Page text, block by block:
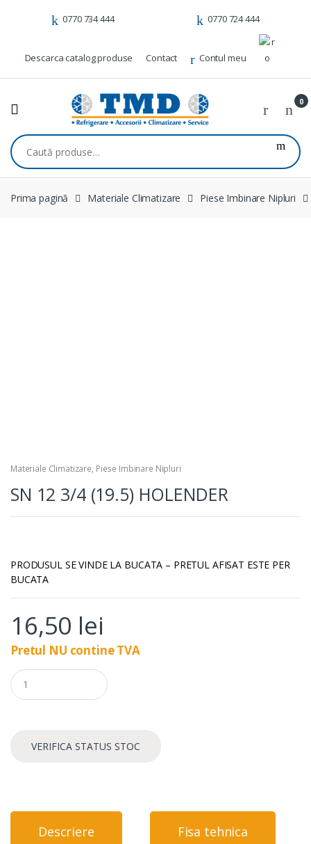
0770 734 444 0770 724 444
Descarca catalog produse Contact Contul meu
0
Caută după:
Prima pagină Materiale Climatizare Piese Imbinare Nipluri
Materiale Climatizare, Piese Imbinare Nipluri
SN 12 3/4 (19.5) HOLENDER
PRODUSUL SE VINDE LA BUCATA – PRETUL AFISAT ESTE PER
BUCATA
16,50 lei
Pretul NU contine TVA
Q
u
a
VERIFICA STATUS STOC
Descriere Fisa tehnica